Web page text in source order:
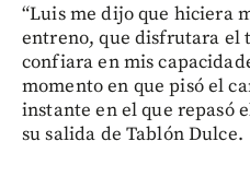
“Luis me dijo que hiciera
entreno, que disfrutara el
confiara en mis
momento en que pisó el
instante en el que repasó
su salida de Tablón Dulce.